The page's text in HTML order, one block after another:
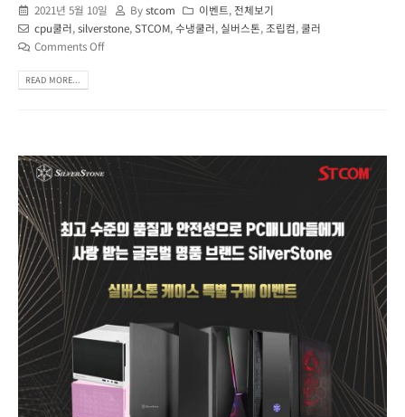
2021년 5월 10일 Bystcom 이벤트, 전체보기
cpu쿨러,silverstone,STCOM,수냉쿨러, 실버스톤, 조립컴,쿨러
Comments Off
READ MORE...